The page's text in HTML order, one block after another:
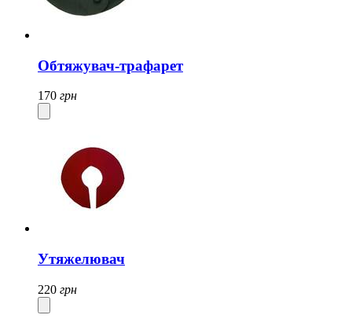
Обтяжувач-трафарет
170 грн
Утяжелювач
220 грн